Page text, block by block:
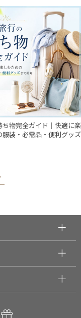
ち物完全ガイド｜快適に楽
服装・必需品・便利グッズ